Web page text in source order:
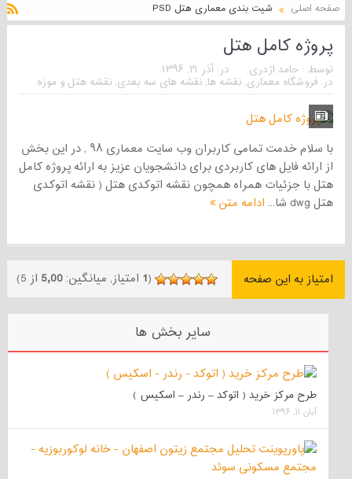
صفحه اصلی شیت بندی معماری هتل PSD
پروژه کامل هتل
توسط : حامد اژدری در: آذر ۲۱, ۱۳۹۶
در: فروشگاه معماری, نقشه ها, نقشه های سه بعدی, نقشه هتل و موزه
با سلام خدمت تمامی کاربران وب سایت معماری ۹۸ , در این بخش
از ارائه فایل های کاربردی برای دانشجویان عزیز به ارائه پروژه کامل
هتل با جزئیات همراه همچون نقشه اتوکدی هتل ( نقشه اتوکدی
هتل dwg شا...
ادامه متن
امتیاز به این صفحه (
1 امتیاز, میانگین:5٫00 از 5)
سایر بخش ها
طرح مرکز خرید ( اتوکد – رندر – اسکیس )
آبان ۱۱, ۱۳۹۶